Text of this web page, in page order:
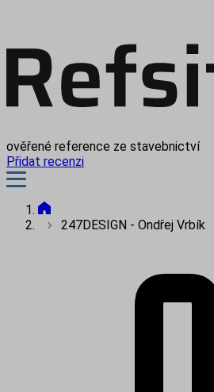
ověřené reference ze stavebnictví
Přidat recenzi
247DESIGN - Ondřej Vrbík